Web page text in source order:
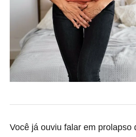
Você já ouviu falar em prolapso